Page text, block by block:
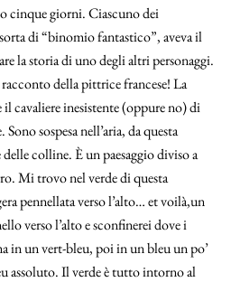
cinque giorni. Ciascuno dei
di “binomio fantastico”, aveva il
la storia di uno degli altri personaggi.
della pittrice francese! La
cavaliere inesistente (oppure no) di
sospesa nell’aria, da questa
colline. È un paesaggio diviso a
Mi trovo nel verde di questa
pennellata verso l’alto… et voilà,un
verso l’alto e sconfinerei dove i
in un vert-bleu, poi in un bleu un po’
assoluto. Il verde è tutto intorno al